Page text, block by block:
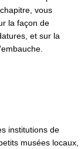
vous
la façon de
et sur la
institutions de
musées locaux,